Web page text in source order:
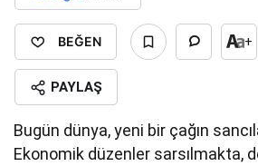
BEĞEN +
PAYLAŞ
Bugün dünya, yeni bir çağın
Ekonomik düzenler sarsılmakta,